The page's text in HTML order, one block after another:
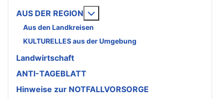
AUS DER REGION
Aus den Landkreisen
KULTURELLES aus der Umgebung
Landwirtschaft
ANTI-TAGEBLATT
Hinweise zur NOTFALLVORSORGE